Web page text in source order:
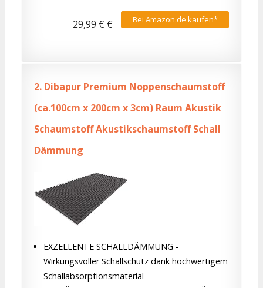
Bei Amazon.de kaufen*
29,99 € €
2. Dibapur Premium Noppenschaumstoff
(ca.100cm x 200cm x 3cm) Raum Akustik
Schaumstoff Akustikschaumstoff Schall
Dämmung
EXZELLENTE SCHALLDÄMMUNG -
Wirkungsvoller Schallschutz dank hochwertigem
Schallabsorptionsmaterial